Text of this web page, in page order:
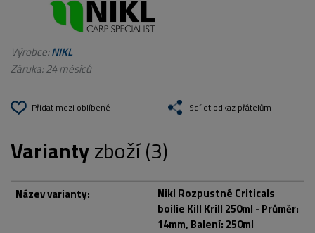
Výrobce:NIKL
Záruka: 24 měsíců
Přidat mezi oblíbené Sdílet odkaz přátelům
Variantyzboží (3)
Nikl Rozpustné Criticals
boilie Kill Krill 250ml - Průměr:
14mm, Balení: 250ml